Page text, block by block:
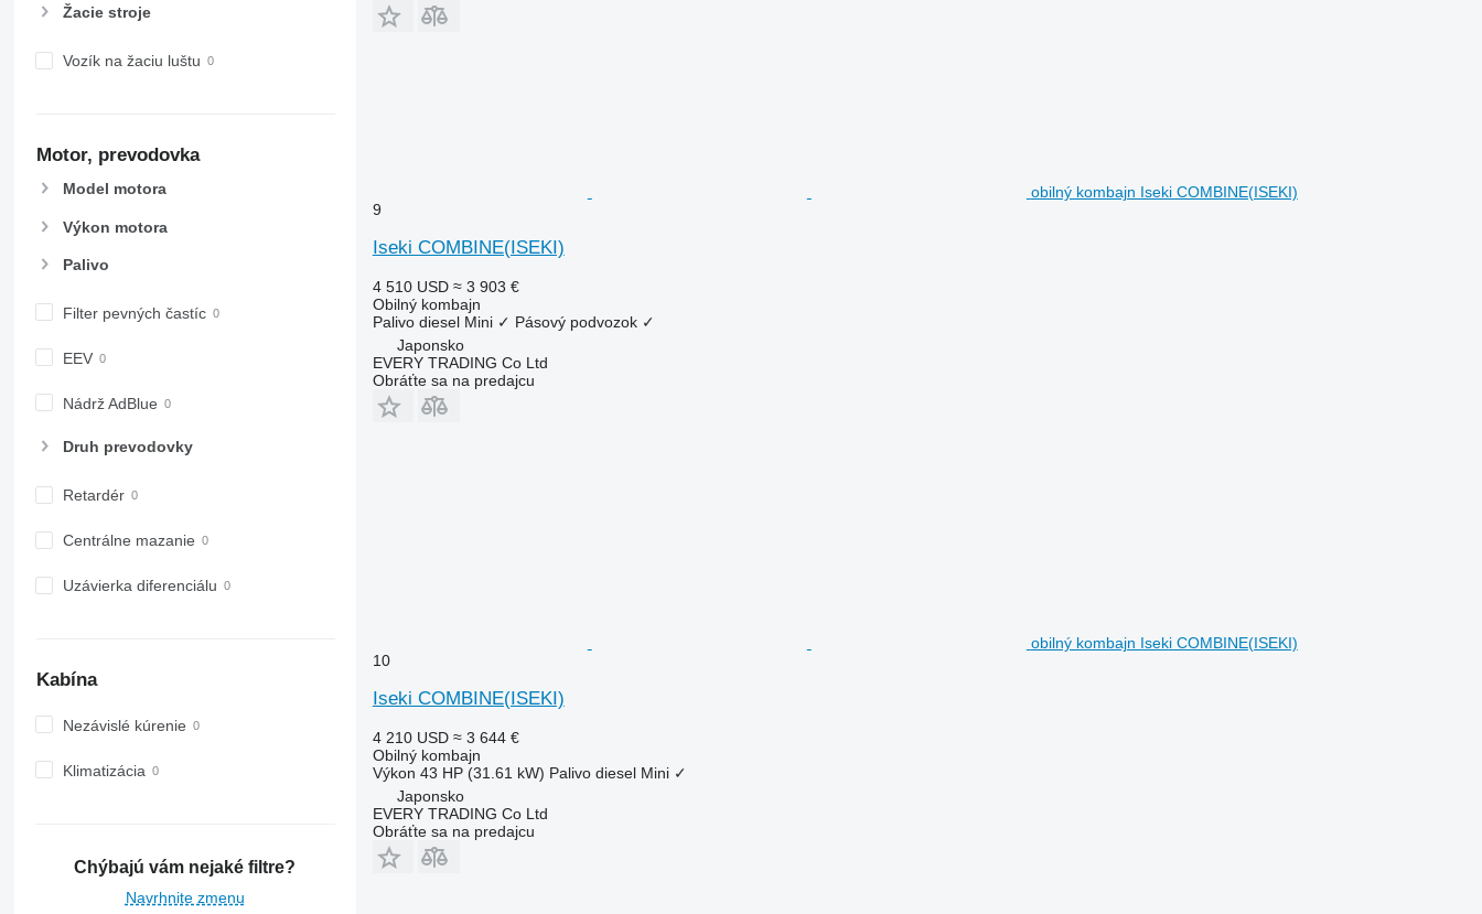
Žacie stroje
Vozík na žaciu luštu
Motor, prevodovka
Model motora
Výkon motora
Palivo
Filter pevných častíc
EEV
Nádrž AdBlue
Druh prevodovky
Retardér
Centrálne mazanie
Uzávierka diferenciálu
Kabína
Nezávislé kúrenie
Klimatizácia
Chýbajú vám nejaké filtre?
Navrhnite zmenu
obilný kombajn Iseki COMBINE(ISEKI)
9
Iseki COMBINE(ISEKI)
4 510 USD ≈ 3 903 €
Obilný kombajn
Palivo diesel Mini ✓ Pásový podvozok ✓
Japonsko
EVERY TRADING Co Ltd
Obráťte sa na predajcu
obilný kombajn Iseki COMBINE(ISEKI)
10
Iseki COMBINE(ISEKI)
4 210 USD ≈ 3 644 €
Obilný kombajn
Výkon 43 HP (31.61 kW) Palivo diesel Mini ✓
Japonsko
EVERY TRADING Co Ltd
Obráťte sa na predajcu